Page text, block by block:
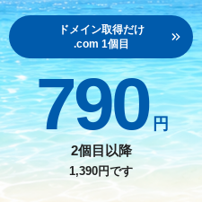
にログイン
等）
を含む最新の機能を使う方
にログイン
ーザー登録
等）
を含む最新の機能を使う方
ドメイン取得だけ
.com 1個目
790 円
2個目以降
1,390円です